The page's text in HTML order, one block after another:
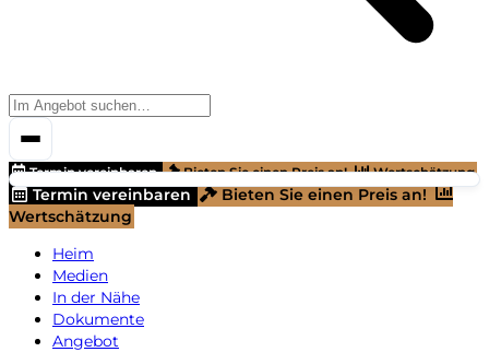
Termin vereinbaren Bieten Sie einen Preis an! Wertschätzung
Termin vereinbaren
Bieten Sie einen Preis an!
Wertschätzung
Heim
Medien
In der Nähe
Dokumente
Angebot